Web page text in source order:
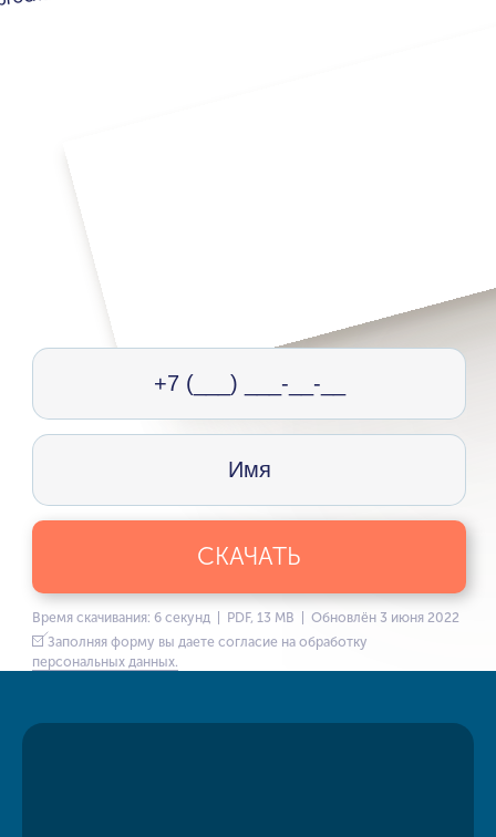
СКАЧАТЬ
Время скачивания: 6 секунд | PDF, 13 MB | Обновлён 3 июня 2022
Заполняя форму вы даете согласие на обработку
персональных данных.